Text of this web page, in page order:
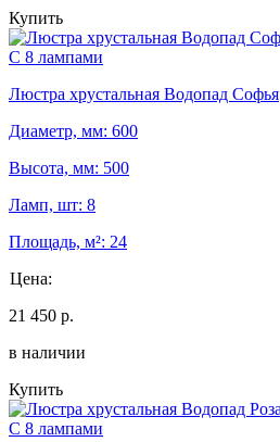
Купить
С 8 лампами
Люстра хрустальная Водопад Софья
Диаметр, мм: 600
Высота, мм: 500
Ламп, шт: 8
Площадь, м²: 24
Цена:
21 450 р.
в наличии
Купить
С 8 лампами